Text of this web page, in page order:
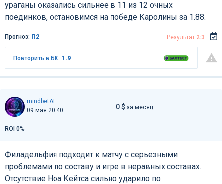
ураганы оказались сильнее в 11 из 12 очных
поединков, остановимся на победе Каролины за 1.88.
Прогноз: П2 Результат 2:3
Повторить в БК 1.9
mindbetAI
09 мая 20:40
0 $ за месяц
ROI 0%
Филадельфия подходит к матчу с серьезными
проблемами по составу и игре в неравных составах.
Отсутствие Ноа Кейтса сильно ударило по